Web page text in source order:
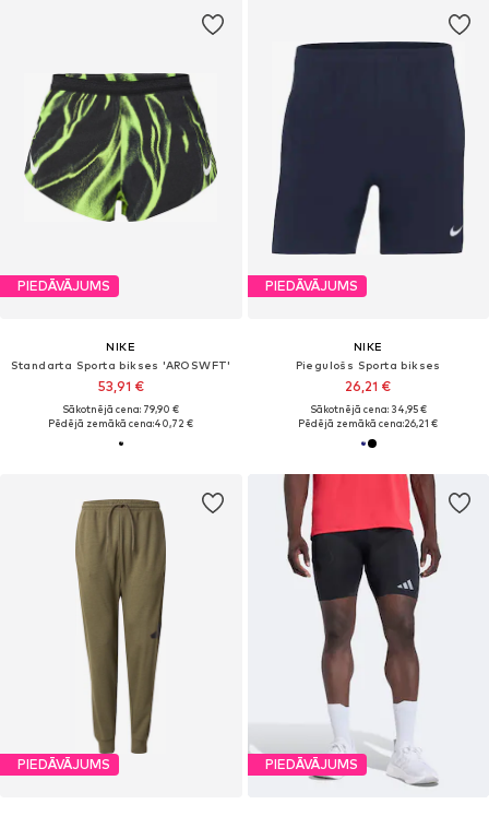
PIEDĀVĀJUMS
NIKE
Standarta Sporta bikses 'AROSWFT'
53,91 €
Sākotnējā cena: 79,90 €
Pēdējā zemākā cena:40,72 €
PIEDĀVĀJUMS
NIKE
Piegulošs Sporta bikses
26,21 €
Sākotnējā cena: 34,95 €
Pēdējā zemākā cena:26,21 €
PIEDĀVĀJUMS PIEDĀVĀJUMS